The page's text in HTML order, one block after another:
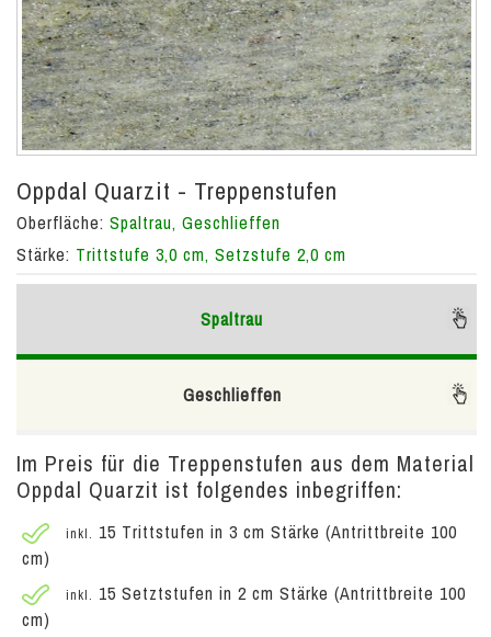
Oppdal Quarzit - Treppenstufen
Oberfläche: Spaltrau, Geschlieffen
Stärke: Trittstufe 3,0 cm, Setzstufe 2,0 cm
Spaltrau
Geschlieffen
Im Preis für die Treppenstufen aus dem Material
Oppdal Quarzit ist folgendes inbegriffen:
inkl. 15 Trittstufen in 3 cm Stärke (Antrittbreite 100
cm)
inkl. 15 Setztstufen in 2 cm Stärke (Antrittbreite 100
cm)